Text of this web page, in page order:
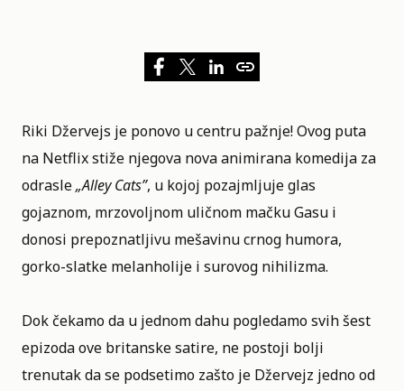
Riki Džervejs je ponovo u centru pažnje! Ovog puta
na Netflixstiže njegova nova animirana komedija za
odrasle„Alley Cats”, u kojoj pozajmljuje glas
gojaznom, mrzovoljnom uličnom mačku Gasu i
donosi prepoznatljivu mešavinu crnog humora,
gorko-slatke melanholije i surovog nihilizma.
Dok čekamo da u jednom dahu pogledamo svih šest
epizoda ove britanske satire, ne postoji bolji
trenutak da se podsetimo zašto je Džervejz jedno od